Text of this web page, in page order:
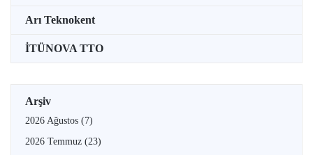
Arı Teknokent
İTÜNOVA TTO
Arşiv
2026 Ağustos (7)
2026 Temmuz (23)